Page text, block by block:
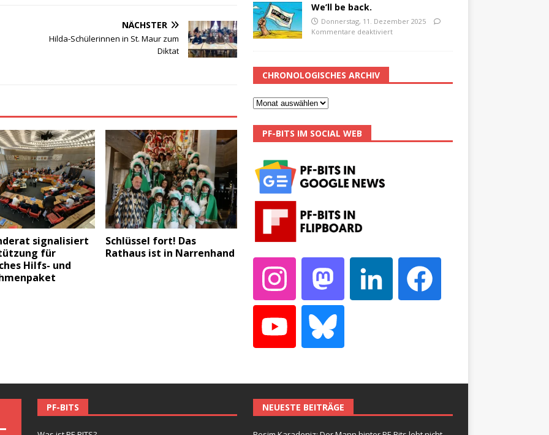
NÄCHSTER
Hilda-Schülerinnen in St. Maur zum
Diktat
signalisiert
für
Hilfs- und
Schlüssel fort! Das
Rathaus ist in Narrenhand
We’ll be back.
Donnerstag, 11. Dezember 2025
Kommentare deaktiviert
CHRONOLOGISCHES ARCHIV
PF-BITS IM SOCIAL WEB
PF-BITS NEUESTE BEITRÄGE